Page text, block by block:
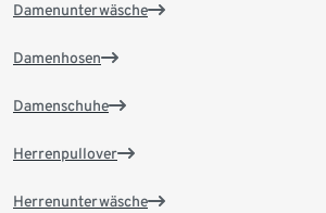
Damenunterwäsche
Damenhosen
Damenschuhe
Herrenpullover
Herrenunterwäsche